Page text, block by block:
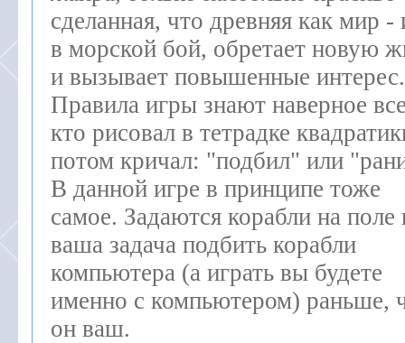
сделанная, что древняя как мир -
в морской бой, обретает новую
и вызывает повышенные интерес.
Правила игры знают наверное
кто рисовал в тетрадке
потом кричал: "подбил" или
В данной игре в принципе тоже
самое. Задаются корабли на поле
ваша задача подбить корабли
компьютера (а играть вы будете
именно с компьютером) раньше,
он ваш.